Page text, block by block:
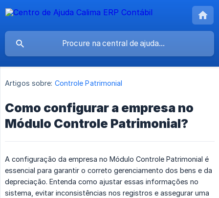
Artigos sobre: Controle Patrimonial
Como configurar a empresa no
Módulo Controle Patrimonial?
A configuração da empresa no Módulo Controle Patrimonial é
essencial para garantir o correto gerenciamento dos bens e da
depreciação. Entenda como ajustar essas informações no
sistema, evitar inconsistências nos registros e assegurar uma